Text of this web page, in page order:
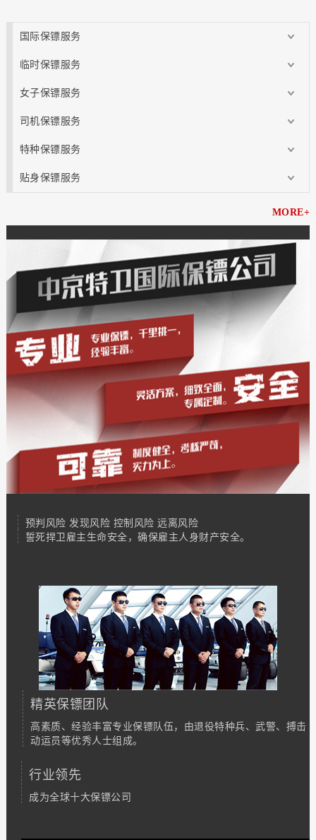
国际保镖服务
临时保镖服务
女子保镖服务
司机保镖服务
特种保镖服务
贴身保镖服务
MORE+
预判风险 发现风险 控制风险 远离风险
誓死捍卫雇主生命安全，确保雇主人身财产安全。
精英保镖团队
高素质、经验丰富专业保镖队伍，由退役特种兵、武警、搏击
动运员等优秀人士组成。
行业领先
成为全球十大保镖公司